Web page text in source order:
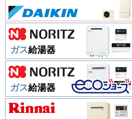
ガス給湯器
ガス給湯器